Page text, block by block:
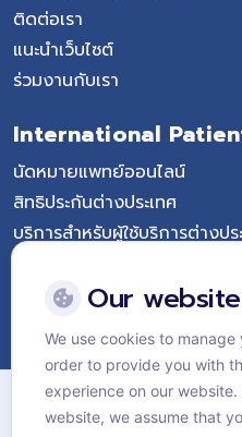
ติดต่อเรา
แนะนำเว็บไซต์
ร่วมงานกับเรา
International
นัดหมายแพทย์ออนไลน์
สิทธิประกันต่างประเทศ
บริการสำหรับผู้ใช้บริการต่างปร
Follow Vejthani
แผนผังเว็บไซต์
นโยบายส่วนบุคคล
Our
We use cookies to
order to provide you with
experience on our
website, we assume that